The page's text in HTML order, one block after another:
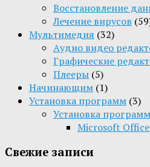
Восстановление
Лечение вирусов
Мультимедия (32)
Aудио видео
Графические
Плееры (5)
Начинающим (1)
Установка программ (3)
Установка
Microsoft Office
Свежие записи